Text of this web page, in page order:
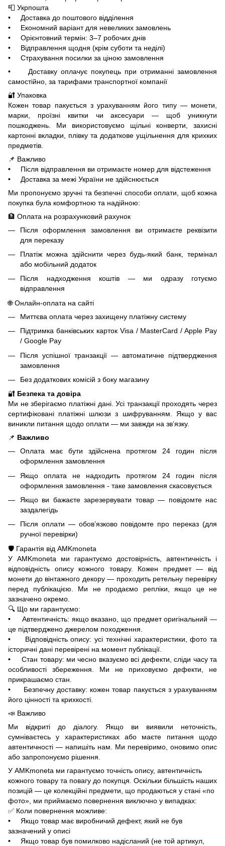
📮 Укрпошта
• Доставка до поштового відділення
• Економний варіант для невеликих замовлень
• Орієнтовний термін: 3–7 робочих днів
• Відправлення щодня (крім суботи та неділі)
• Страхування посилки за ціною замовлення
• Доставку оплачує покупець при отриманні замовлення
самостійно, за тарифами транспортної компанії
🔐 Упаковка
Кожен товар пакується з урахуванням його типу — монети,
марки, проїзні квитки чи аксесуари — щоб уникнути
пошкоджень. Ми використовуємо щільні конверти, захисні
картонні вкладки, плівку та додаткове ущільнення для крихких
предметів.
📌 Важливо
• Після відправлення ви отримаєте номер для відстеження
• Доставка за межі України не здійснюється
Ми пропонуємо зручні та безпечні способи оплати, щоб кожна
покупка була комфортною та надійною:
🏦 Оплата на розрахунковий рахунок
Після оформлення замовлення ви отримаєте реквізити
для переказу
Платіж можна здійснити через будь-який банк, термінал
або мобільний додаток
Після надходження коштів — ми одразу готуємо
відправлення
🌐 Онлайн-оплата на сайті
Миттєва оплата через захищену платіжну систему
Підтримка банківських карток Visa / MasterCard / Apple Pay
/ Google Pay
Після успішної транзакції — автоматичне підтвердження
замовлення
Без додаткових комісій з боку магазину
🔐 Безпека та довіра
Ми не зберігаємо платіжні дані. Усі транзакції проходять через
сертифіковані платіжні шлюзи з шифруванням. Якщо у вас
виникли питання щодо оплати — ми завжди на зв’язку.
📌 Важливо
Оплата має бути здійснена протягом 24 годин після
оформлення замовлення
Якщо оплата не надходить протягом 24 годин після
оформлення замовлення - таке замовлення скасовується
Якщо ви бажаєте зарезервувати товар — повідомте нас
заздалегідь
Після оплати — обов’язково повідомте про переказ (для
ручної перевірки)
🛡️ Гарантія від AMKmoneta
У AMKmoneta ми гарантуємо достовірність, автентичність і
відповідність опису кожного товару. Кожен предмет — від
монети до вінтажного декору — проходить ретельну перевірку
перед публікацією. Ми не продаємо репліки, якщо це не
зазначено окремо.
🔍 Що ми гарантуємо:
• Автентичність: якщо вказано, що предмет оригінальний —
це підтверджено джерелом походження.
• Відповідність опису: усі технічні характеристики, фото та
історичні дані перевірені на момент публікації.
• Стан товару: ми чесно вказуємо всі дефекти, сліди часу та
особливості збереження. Ми не приховуємо дефекти, не
прикрашаємо стан.
• Безпечну доставку: кожен товар пакується з урахуванням
його цінності та крихкості.
📣 Важливо
Ми відкриті до діалогу. Якщо ви виявили неточність,
сумніваєтесь у характеристиках або маєте питання щодо
автентичності — напишіть нам. Ми перевіримо, оновимо опис
або запропонуємо рішення.
У AMKmoneta ми гарантуємо точність опису, автентичність
кожного товару та повагу до покупця. Оскільки більшість наших
позицій — це колекційні предмети, що продаються у стані «по
фото», ми приймаємо повернення виключно у випадках:
✅ Коли повернення можливе:
• Якщо товар має виробничий дефект, який не був
зазначений у описі
• Якщо товар був помилково надісланий (не той артикул,